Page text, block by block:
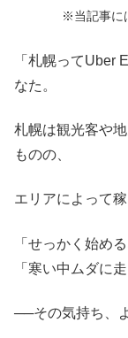
※当記事に
「札幌ってUber
なた。
札幌は観光客や
ものの、
エリアによって
「せっかく始め
「寒い中ムダに
──その気持ち、